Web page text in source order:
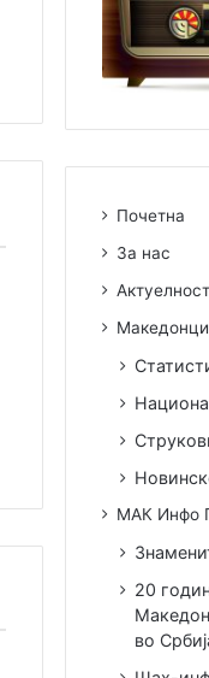
Почетна
За нас
Македонци
МАК Инфо
20
во